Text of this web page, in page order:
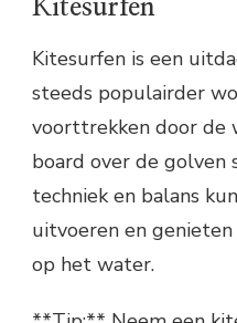
Kitesurfen
Kitesurfen is een
steeds populairder
voorttrekken door de
board over de golven
techniek en balans
uitvoeren en
op het water.